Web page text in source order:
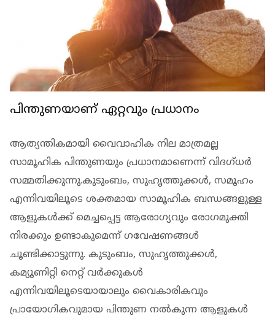
പിന്തുണയാണ് ഏറ്റവും പ്രധാനം
ആത്യന്തികമായി വൈവാഹിക നില മാത്രമല്ല
സാമൂഹിക പിന്തുണയും പ്രധാനമാണെന്ന് വിദഗ്ധര്‍
സമ്മതിക്കുന്നു.കുടുംബം, സുഹൃത്തുക്കള്‍, സമൂഹം
എന്നിവയിലൂടെ ശക്തമായ സാമൂഹിക ബന്ധങ്ങളുള്ള
ആളുകള്‍ക്ക് മെച്ചപ്പെട്ട ആരോഗ്യവും രോഗമുക്തി
നിരക്കും ഉണ്ടാകുമെന്ന് ഗവേഷണങ്ങള്‍
ചൂണ്ടിക്കാട്ടുന്നു. കുടുംബം, സുഹൃത്തുക്കള്‍,
കമ്യൂണിറ്റി നെറ്റ് വര്‍ക്കുകള്‍
എന്നിവയിലൂടെയായാലും വൈകാരികവും
പ്രായോഗികവുമായ പിന്തുണ നല്‍കുന്ന ആളുകള്‍